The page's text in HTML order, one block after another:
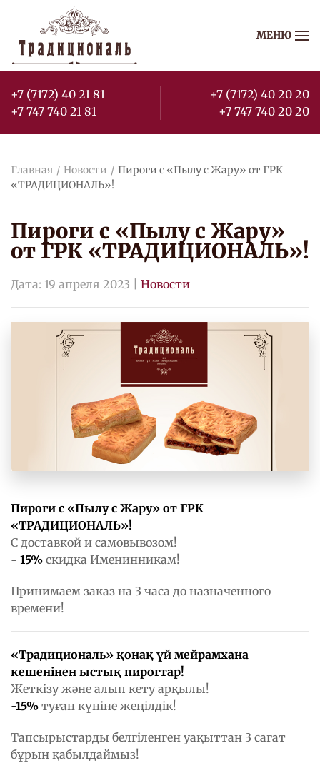
Перейти к содержимому МЕНЮ
+7 (7172) 40 21 81
+7 747 740 21 81
+7 (7172) 40 20 20
+7 747 740 20 20
Главная Новости
Пироги с «Пылу с Жару» от ГРК
«ТРАДИЦИОНАЛЬ»!
Пироги с «Пылу с Жару»
от ГРК «ТРАДИЦИОНАЛЬ»!
Дата: 19 апреля 2023 Новости
Пироги с «Пылу с Жару» от ГРК
«ТРАДИЦИОНАЛЬ»!
С доставкой и самовывозом!
- 15% скидка Именинникам!
Принимаем заказ на 3 часа до назначенного
времени!
«Традициональ» қонақ үй мейрамхана
кешенінен ыстық пирогтар!
Жеткізу және алып кету арқылы!
-15% туған күніне жеңілдік!
Тапсырыстарды белгіленген уақыттан 3 сағат
бұрын қабылдаймыз!